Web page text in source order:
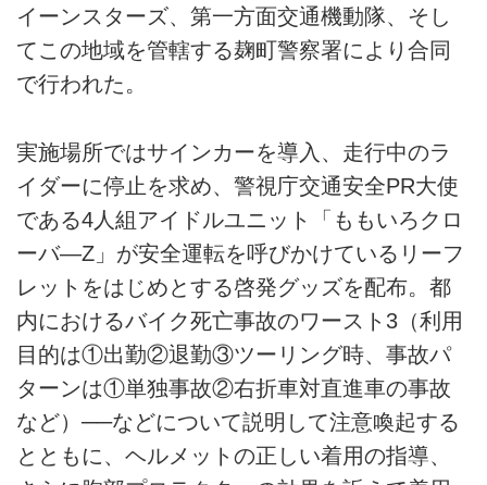
イーンスターズ、第一方面交通機動隊、そし
てこの地域を管轄する麹町警察署により合同
で行われた。
実施場所ではサインカーを導入、走行中のラ
イダーに停止を求め、警視庁交通安全PR大使
である4人組アイドルユニット「ももいろクロ
ーバ—Z」が安全運転を呼びかけているリーフ
レットをはじめとする啓発グッズを配布。都
内におけるバイク死亡事故のワースト3（利用
目的は①出勤②退勤③ツーリング時、事故パ
ターンは①単独事故②右折車対直進車の事故
など）──などについて説明して注意喚起する
とともに、ヘルメットの正しい着用の指導、